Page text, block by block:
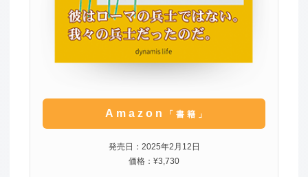
Amazon 「書籍」
発売日：2025年2月12日
価格：¥3,730